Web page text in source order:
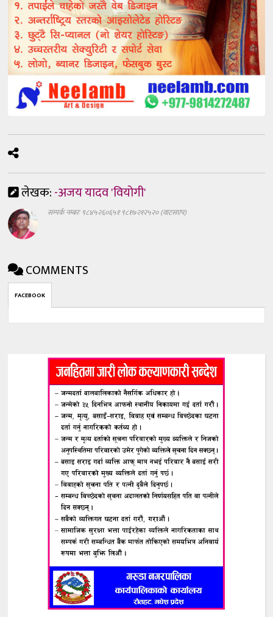
लेखक:-अजय यादव 'वियोगी'
सम्पर्क नम्बरः ९८४५२६०६५१ ९८१७२१२५२० (वाटसएप)
COMMENTS
FACEBOOK